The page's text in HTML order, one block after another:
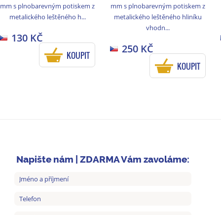
mm s plnobarevným potiskem z
metalického leštěného h...
130 KČ
KOUPIT
mm s plnobarevným potiskem z
metalického leštěného hliníku
vhodn...
250 KČ
KOUPIT
Napište nám | ZDARMA Vám zavoláme: